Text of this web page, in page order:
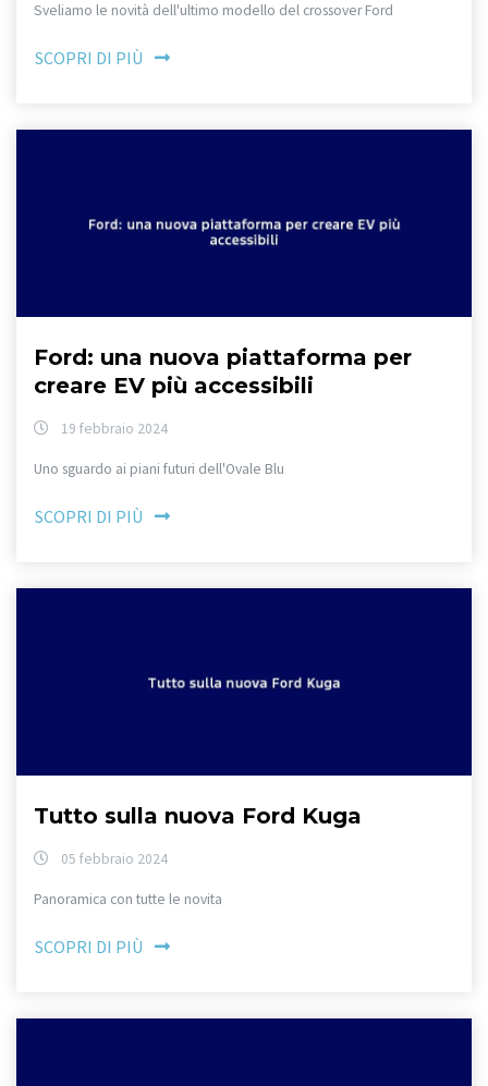
Sveliamo le novità dell'ultimo modello del crossover Ford
SCOPRI DI PIÙ
Ford: una nuova piattaforma per
creare EV più accessibili
19 febbraio 2024
Uno sguardo ai piani futuri dell'Ovale Blu
SCOPRI DI PIÙ
Tutto sulla nuova Ford Kuga
05 febbraio 2024
Panoramica con tutte le novita
SCOPRI DI PIÙ